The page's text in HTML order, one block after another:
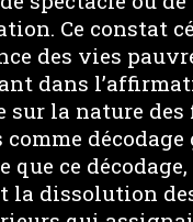
Ce constat
des vies
dans
sur la nature des
décodage
que ce
la dissolution